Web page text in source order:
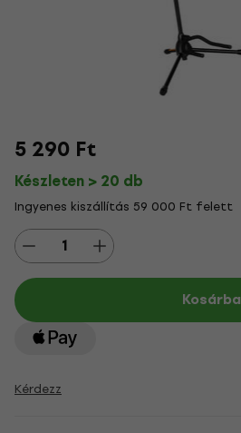
5 290 Ft
Készleten > 20 db
Ingyenes kiszállítás 59 000 Ft felett
Kosárba
Kérdezz